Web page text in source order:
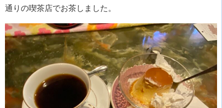
通りの喫茶店でお茶しました。